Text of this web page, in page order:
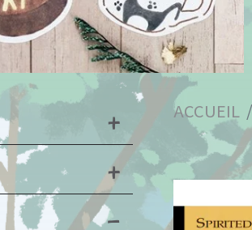
ACCUEIL